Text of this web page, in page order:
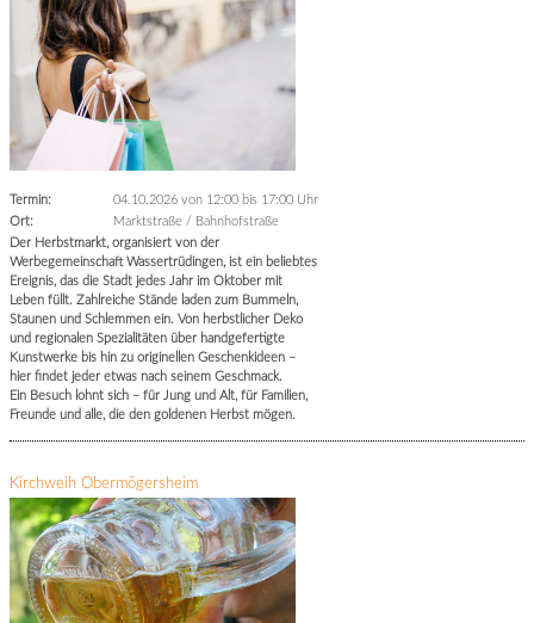
Termin: 04.10.2026 von 12:00 bis 17:00 Uhr
Ort:
Marktstraße / Bahnhofstraße
Der Herbstmarkt, organisiert von der
Werbegemeinschaft Wassertrüdingen, ist ein beliebtes
Ereignis, das die Stadt jedes Jahr im Oktober mit
Leben füllt. Zahlreiche Stände laden zum Bummeln,
Staunen und Schlemmen ein. Von herbstlicher Deko
und regionalen Spezialitäten über handgefertigte
Kunstwerke bis hin zu originellen Geschenkideen –
hier findet jeder etwas nach seinem Geschmack.
Ein Besuch lohnt sich – für Jung und Alt, für Familien,
Freunde und alle, die den goldenen Herbst mögen.
Kirchweih Obermögersheim